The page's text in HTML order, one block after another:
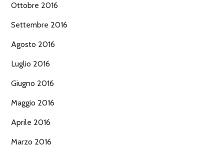
Ottobre 2016
Settembre 2016
Agosto 2016
Luglio 2016
Giugno 2016
Maggio 2016
Aprile 2016
Marzo 2016